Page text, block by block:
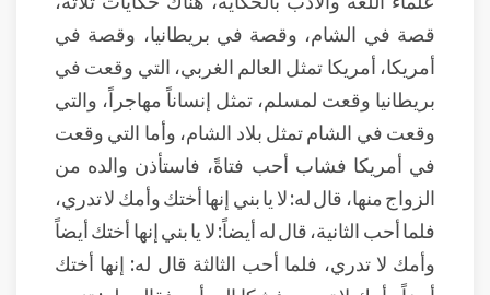
قصة في الشام، وقصة في بريطانيا، وقصة في
أمريكا، أمريكا تمثل العالم الغربي، التي وقعت في
بريطانيا وقعت لمسلم، تمثل إنساناً مهاجراً، والتي
وقعت في الشام تمثل بلاد الشام، وأما التي وقعت
في أمريكا فشاب أحب فتاةً، فاستأذن والده من
الزواج منها، قال له: لا يا بني إنها أختك وأمك لا تدري،
فلما أحب الثانية، قال له أيضاً: لا يا بني إنها أختك أيضاً
وأمك لا تدري، فلما أحب الثالثة قال له: إنها أختك